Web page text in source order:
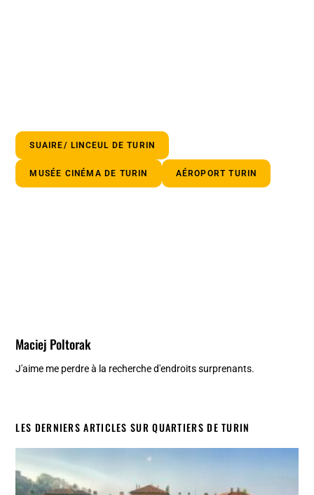
SUAIRE/ LINCEUL DE TURIN
MUSÉE CINÉMA DE TURIN AÉROPORT TURIN
Maciej Poltorak
J'aime me perdre à la recherche d'endroits surprenants.
LES DERNIERS ARTICLES SUR QUARTIERS DE TURIN